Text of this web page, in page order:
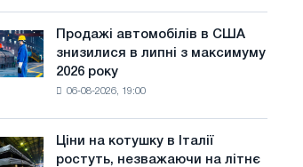
а
й
т
у
Продажі автомобілів в США
знизилися в липні з максимуму
2026 року
06-08-2026, 19:00
Ціни на котушку в Італії
ростуть, незважаючи на літнє